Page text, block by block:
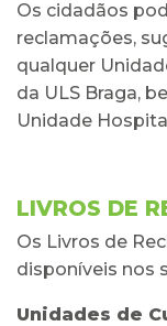
Os cidadãos
reclamações,
qualquer
da ULS Braga,
Unidade
LIVROS DE
Os Livros de
disponíveis nos
Unidades de